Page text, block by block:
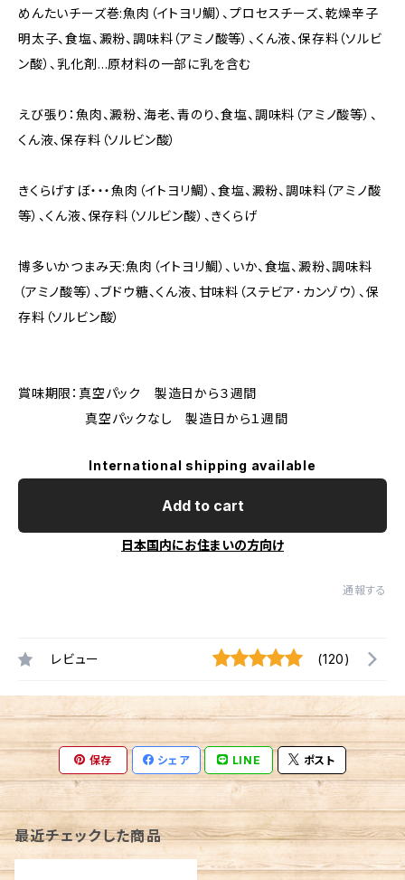
めんたいチーズ巻:魚肉（イトヨリ鯛）、プロセスチーズ、乾燥辛子
明太子、食塩、澱粉、調味料（アミノ酸等）、くん液、保存料（ソルビ
ン酸）、乳化剤…原材料の一部に乳を含む
えび張り：魚肉、澱粉、海老、青のり、食塩、調味料（アミノ酸等）、
くん液、保存料（ソルビン酸）
きくらげすぼ・・・魚肉（イトヨリ鯛）、食塩、澱粉、調味料（アミノ酸
等）、くん液、保存料（ソルビン酸）、きくらげ
博多いかつまみ天:魚肉（イトヨリ鯛）、いか、食塩、澱粉、調味料
（アミノ酸等）、ブドウ糖、くん液、甘味料（ステビア･カンゾウ）、保
存料（ソルビン酸）
賞味期限：真空パック 製造日から３週間
真空パックなし 製造日から１週間
International shipping available
Add to cart
日本国内にお住まいの方向け
通報する
レビュー (120)
保存 シェア LINE ポスト
最近チェックした商品